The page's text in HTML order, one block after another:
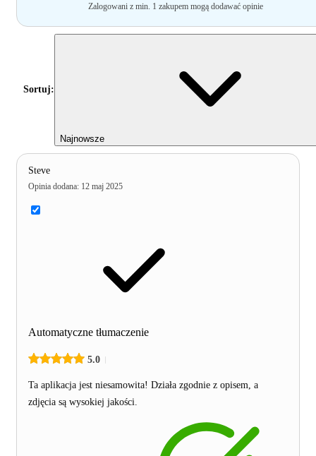
Zalogowani z min. 1 zakupem mogą dodawać opinie
Sortuj:
Najnowsze
Steve
Opinia dodana: 12 maj 2025
Automatyczne tłumaczenie
5.0
Ta aplikacja jest niesamowita! Działa zgodnie z opisem, a
zdjęcia są wysokiej jakości.